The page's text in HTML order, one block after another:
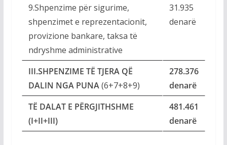
9.Shpenzime për sigurime,
shpenzimet e reprezentacionit,
provizione bankare, taksa të
ndryshme administrative
31.935
denarë
III.SHPENZIME TË TJERA QË
DALIN NGA PUNA(6+7+8+9)
278.376
denarë
TË DALAT E PËRGJITHSHME
(I+II+III)
481.461
denarë